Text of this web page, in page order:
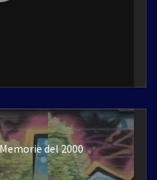
del 2000